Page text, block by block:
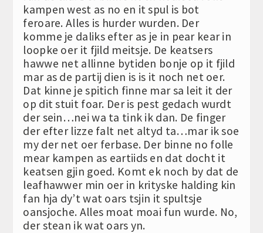
kampen west as no en it spul is bot
feroare. Alles is hurder wurden. Der
komme je daliks efter as je in pear kear in
loopke oer it fjild meitsje. De keatsers
hawwe net allinne bytiden bonje op it fjild
mar as de partij dien is is it noch net oer.
Dat kinne je spitich finne mar sa leit it der
op dit stuit foar. Der is pest gedach wurdt
der sein…nei wa ta tink ik dan. De finger
der efter lizze falt net altyd ta…mar ik soe
my der net oer ferbase. Der binne no folle
mear kampen as eartiids en dat docht it
keatsen gjin goed. Komt ek noch by dat de
leafhawwer min oer in krityske halding kin
fan hja dy’t wat oars tsjin it spultsje
oansjoche. Alles moat moai fun wurde. No,
der stean ik wat oars yn.